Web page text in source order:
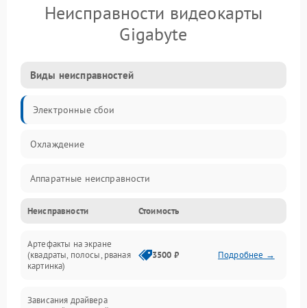
Неисправности видеокарты
Gigabyte
Виды неисправностей
Электронные сбои
Охлаждение
Аппаратные неисправности
Перегрев и термопроблемы
Видео
Неисправности Стоимость
Артефакты на экране
(квадраты, полосы, рваная
картинка)
3500 ₽ Подробнее →
Зависания драйвера